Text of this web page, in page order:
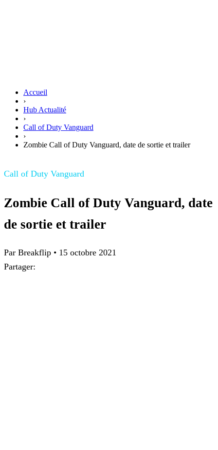
Accueil
›
Hub Actualité
›
Call of Duty Vanguard
›
Zombie Call of Duty Vanguard, date de sortie et trailer
Call of Duty Vanguard
Zombie Call of Duty Vanguard, date
de sortie et trailer
Par Breakflip • 15 octobre 2021
Partager: